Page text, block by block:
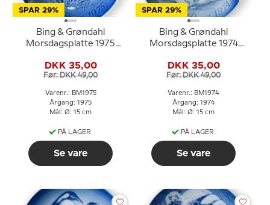
SPAR 29%
Bing & Grøndahl
Morsdagsplatte 1975
DKK 35,00
Før: DKK 49,00
Varenr.: BM1975
Årgang: 1975
Mål: Ø: 15 cm
PÅ LAGER
Se vare
SPAR 29%
Bing & Grøndahl
Morsdagsplatte 1974
DKK 35,00
Før: DKK 49,00
Varenr.: BM1974
Årgang: 1974
Mål: Ø: 15 cm
PÅ LAGER
Se vare